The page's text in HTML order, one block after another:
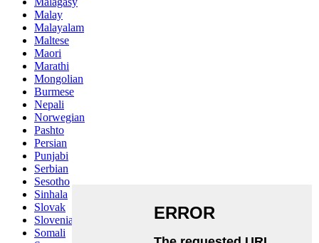
Malay
Malayalam
Maltese
Maori
Marathi
Mongolian
Burmese
Nepali
Norwegian
Pashto
Persian
Punjabi
Serbian
Sesotho
Sinhala
Slovak
Slovenian
Somali